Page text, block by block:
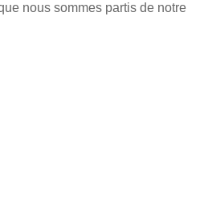
nous sommes partis de notre